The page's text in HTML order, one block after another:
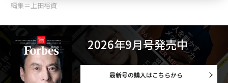
編集＝上田裕資
2026年9月号発売中
最新号の購入はこちらから